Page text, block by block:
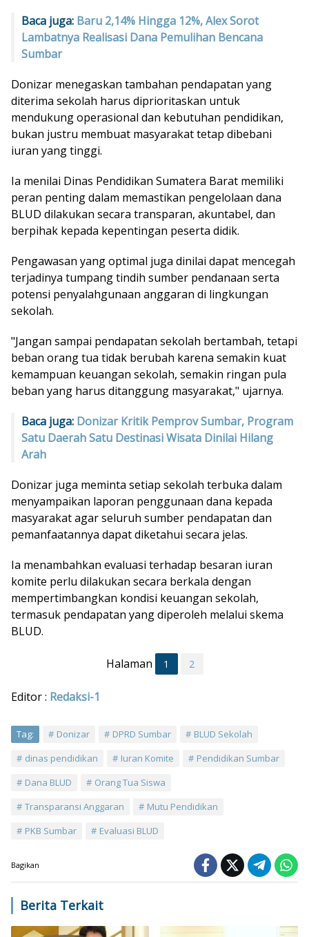
Baca juga: Baru 2,14% Hingga 12%, Alex Sorot
Lambatnya Realisasi Dana Pemulihan Bencana
Sumbar
Donizar menegaskan tambahan pendapatan yang
diterima sekolah harus diprioritaskan untuk
mendukung operasional dan kebutuhan pendidikan,
bukan justru membuat masyarakat tetap dibebani
iuran yang tinggi.
Ia menilai Dinas Pendidikan Sumatera Barat memiliki
peran penting dalam memastikan pengelolaan dana
BLUD dilakukan secara transparan, akuntabel, dan
berpihak kepada kepentingan peserta didik.
Pengawasan yang optimal juga dinilai dapat mencegah
terjadinya tumpang tindih sumber pendanaan serta
potensi penyalahgunaan anggaran di lingkungan
sekolah.
"Jangan sampai pendapatan sekolah bertambah, tetapi
beban orang tua tidak berubah karena semakin kuat
kemampuan keuangan sekolah, semakin ringan pula
beban yang harus ditanggung masyarakat," ujarnya.
Baca juga: Donizar Kritik Pemprov Sumbar, Program
Satu Daerah Satu Destinasi Wisata Dinilai Hilang
Arah
Donizar juga meminta setiap sekolah terbuka dalam
menyampaikan laporan penggunaan dana kepada
masyarakat agar seluruh sumber pendapatan dan
pemanfaatannya dapat diketahui secara jelas.
Ia menambahkan evaluasi terhadap besaran iuran
komite perlu dilakukan secara berkala dengan
mempertimbangkan kondisi keuangan sekolah,
termasuk pendapatan yang diperoleh melalui skema
BLUD.
Halaman 1 2
Editor : Redaksi-1
Tag: Donizar DPRD Sumbar
BLUD Sekolah
dinas pendidikan
Iuran Komite
Pendidikan Sumbar
Dana BLUD
Orang Tua Siswa
Transparansi Anggaran
Mutu Pendidikan
PKB Sumbar
Evaluasi BLUD
Bagikan
Berita Terkait